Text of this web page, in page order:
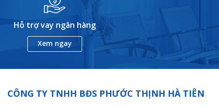
Hỗ trợ vay ngân hàng
Xem ngay
CÔNG TY TNHH BĐS PHƯỚC THỊNH HÀ TIÊN